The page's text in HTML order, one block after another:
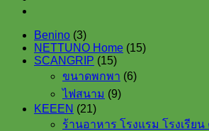
Benino 33
products
NETTUNO Home 1515
SCANGRIP 1515
products
ขนาดพกพา 66
products
ไฟสนาม 99
products
KEEEN 2121
products
ร้านอาหาร โรงแรม โรงเรียน